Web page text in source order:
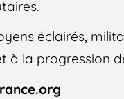
éclairés,
à la progression